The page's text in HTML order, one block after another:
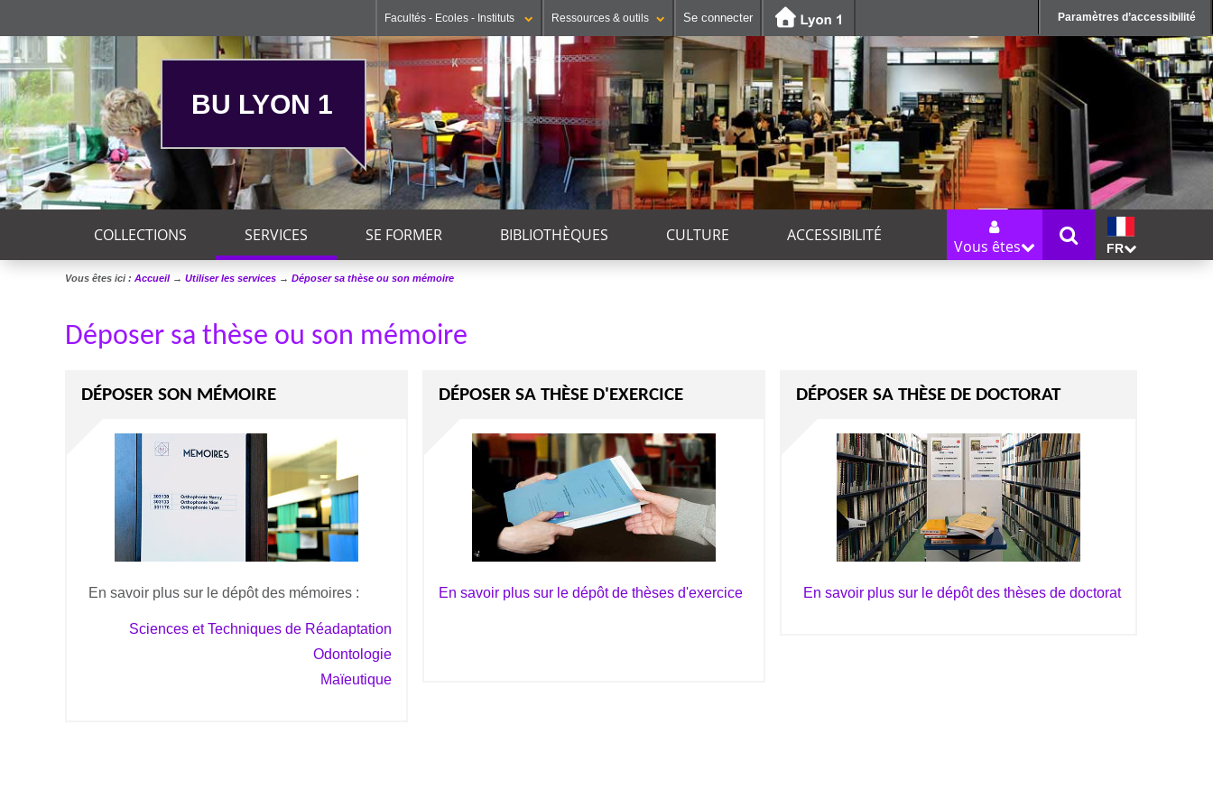
Paramètres d’accessibilité
Facultés - Ecoles - Instituts Ressources & outils Se connecter
BU LYON 1
COLLECTIONS SERVICES SE FORMER BIBLIOTHÈQUES CULTURE ACCESSIBILITÉ
Vous êtes FR
Vous êtes ici : Accueil→ Utiliser les services → Déposer sa thèse ou son mémoire
Déposer sa thèse ou son mémoire
DÉPOSER SON MÉMOIRE
En savoir plus sur le dépôt des mémoires :
Sciences et Techniques de Réadaptation
Odontologie
Maïeutique
DÉPOSER SA THÈSE D'EXERCICE
En savoir plus sur le dépôt de thèses d'exercice
DÉPOSER SA THÈSE DE DOCTORAT
En savoir plus sur le dépôt des thèses de doctorat